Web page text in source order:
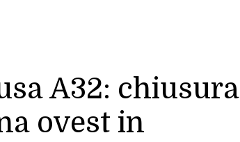
A32: chiusura
ovest in